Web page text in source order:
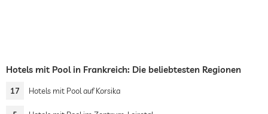
Hotels mit Pool in Frankreich: Die beliebtesten Regionen
17 Hotels mit Pool auf Korsika